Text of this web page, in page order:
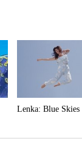
Lenka: Blue Skies